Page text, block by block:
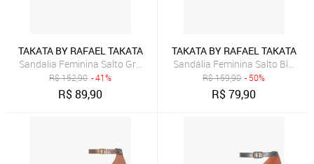
TAKATA BY RAFAEL TAKATA
Sandalia Feminina Salto Grosso Bloco Medio Casual Tiras Nude-
R$152,90 - 41%
R$89,90
TAKATA BY RAFAEL TAKATA
Sandália Feminina Salto Bloco
R$159,90 - 50%
R$79,90